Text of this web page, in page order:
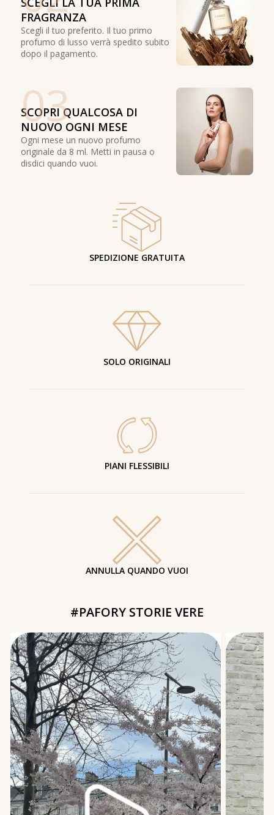
FRAGRANZA
Scegli il tuo preferito. Il tuo primo
profumo di lusso verrà spedito subito
dopo il pagamento.
03
SCOPRI QUALCOSA DI
NUOVO OGNI MESE
Ogni mese un nuovo profumo
originale da 8 ml. Metti in pausa o
disdici quando vuoi.
SPEDIZIONE GRATUITA
SOLO ORIGINALI
PIANI FLESSIBILI
ANNULLA QUANDO VUOI
#PAFORY STORIE VERE